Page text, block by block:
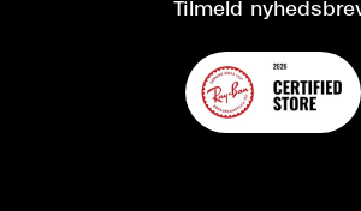
Tilmeld